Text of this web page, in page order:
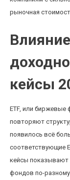
рыночная
кейсы
ETF, или биржевые
повторяют
появилось всё
соответствующие
кейсы показывают
фондов по-